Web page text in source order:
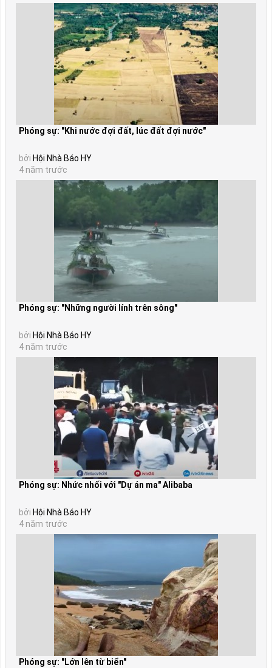
Phóng sự: "Khi nước đợi đất, lúc đất đợi nước"
bởi Hội Nhà Báo HY
4 năm trước
Phóng sự: "Những người lính trên sông"
bởi Hội Nhà Báo HY
4 năm trước
Phóng sự: Nhức nhối với "Dự án ma" Alibaba
bởi Hội Nhà Báo HY
4 năm trước
Phóng sự: "Lớn lên từ biển"